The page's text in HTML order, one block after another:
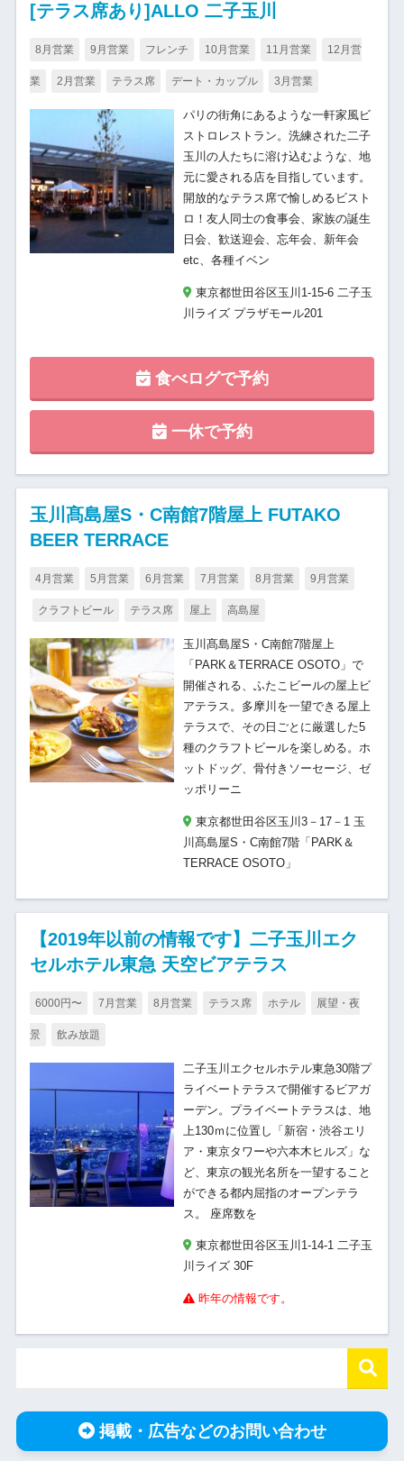
[テラス席あり]ALLO 二子玉川
8月営業 9月営業 フレンチ 10月営業 11月営業 12月営
業 2月営業 テラス席 デート・カップル 3月営業
パリの街角にあるような一軒家風ビ
ストロレストラン。洗練された二子
玉川の人たちに溶け込むような、地
元に愛される店を目指しています。
開放的なテラス席で愉しめるビスト
ロ！友人同士の食事会、家族の誕生
日会、歓送迎会、忘年会、新年会
etc、各種イベン
東京都世田谷区玉川1-15-6 二子玉
川ライズ プラザモール201
食べログで予約
一休で予約
玉川髙島屋S・C南館7階屋上 FUTAKO
BEER TERRACE
4月営業 5月営業 6月営業 7月営業 8月営業 9月営業
クラフトビール テラス席 屋上 高島屋
玉川髙島屋S・C南館7階屋上
「PARK＆TERRACE OSOTO」で
開催される、ふたこビールの屋上ビ
アテラス。多摩川を一望できる屋上
テラスで、その日ごとに厳選した5
種のクラフトビールを楽しめる。ホ
ットドッグ、骨付きソーセージ、ゼ
ッポリーニ
東京都世田谷区玉川3－17－1 玉
川髙島屋S・C南館7階「PARK＆
TERRACE OSOTO」
【2019年以前の情報です】二子玉川エク
セルホテル東急 天空ビアテラス
6000円〜 7月営業 8月営業 テラス席 ホテル 展望・夜
景 飲み放題
二子玉川エクセルホテル東急30階プ
ライベートテラスで開催するビアガ
ーデン。プライベートテラスは、地
上130ｍに位置し「新宿・渋谷エリ
ア・東京タワーや六本木ヒルズ」な
ど、東京の観光名所を一望すること
ができる都内屈指のオープンテラ
ス。 座席数を
東京都世田谷区玉川1-14-1 二子玉
川ライズ 30F
昨年の情報です。
掲載・広告などのお問い合わせ